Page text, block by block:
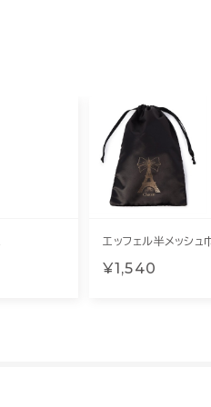
エッフェル半メッシュ
¥1,540